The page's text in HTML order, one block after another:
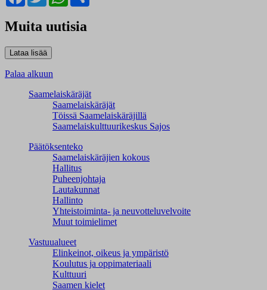
Muita uutisia
Palaa alkuun
Saamelaiskäräjät
Saamelaiskäräjät
Töissä Saamelaiskäräjillä
Saamelaiskulttuuri­keskus Sajos
Päätöksenteko
Saamelaiskäräjien kokous
Hallitus
Puheenjohtaja
Lautakunnat
Hallinto
Yhteistoiminta- ja neuvotteluvelvoite
Muut toimielimet
Vastuualueet
Elinkeinot, oikeus ja ympäristö
Koulutus ja oppimateriaali
Kulttuuri
Saamen kielet